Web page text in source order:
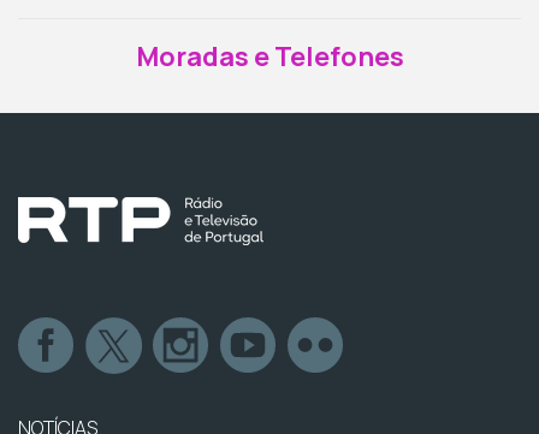
Moradas e Telefones
NOTÍCIAS